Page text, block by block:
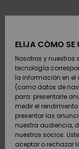
SURF
SNOW
DOBLE
PROMO
ELIJA CÓMO SE
Nosotros y
tecnología
la información en el
(como datos de
para: presentarle
medir el
presentar las
nuestra audiencia,
nuestros socios.
aceptar o rechazar